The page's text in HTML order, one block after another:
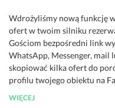
Wdrożyliśmy nową funkcję
ofert w twoim silniku
Gościom bezpośredni link
WhatsApp, Messenger, mail
skopiować kilka ofert do
profilu twojego obiektu na
WIĘCEJ